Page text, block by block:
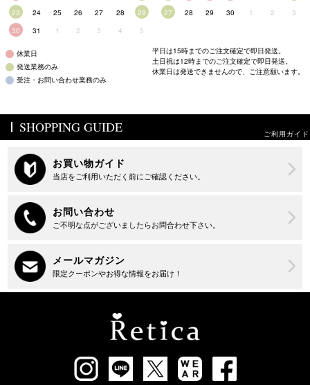
23
24 25 26 27 28
29
30
31 1 2 3 4 5
27
28 29 30 1 2 3
休業日
発送業務のみ
受注・お問い合わせ業務のみ
平日は15時までのご注文確定で即日発送。
土日祝は12時までのご注文確定で即日発送。
休業日は発送できませんので、ご注意願います。
SHOPPING GUIDE ご利用ガイド